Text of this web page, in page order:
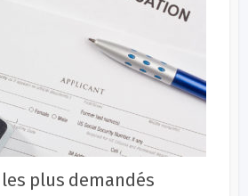
les plus demandés